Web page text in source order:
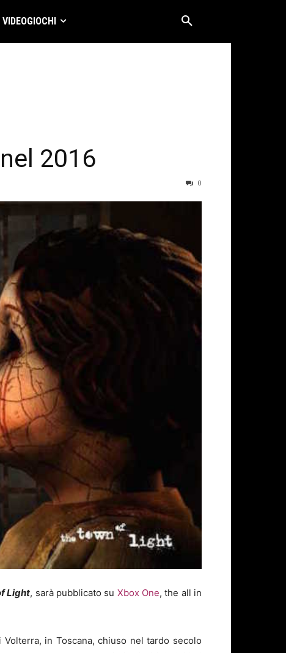
VIDEOGIOCHI
2016
0
Light, sarà pubblicato su Xbox One, the all in
in Toscana, chiuso nel tardo secolo